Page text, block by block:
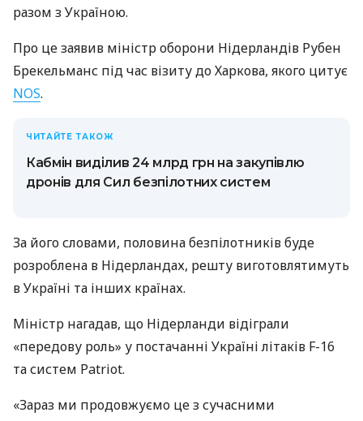
разом з Україною.
Про це заявив міністр оборони Нідерландів Рубен
Брекельманс під час візиту до Харкова, якого цитує
NOS.
ЧИТАЙТЕ ТАКОЖ
Кабмін виділив 24 млрд грн на закупівлю
дронів для Сил безпілотних систем
За його словами, половина безпілотників буде
розроблена в Нідерландах, решту виготовлятимуть
в Україні та інших країнах.
Міністр нагадав, що Нідерланди відіграли
«передову роль» у постачанні Україні літаків F-16
та систем Patriot.
«Зараз ми продовжуємо це з сучасними